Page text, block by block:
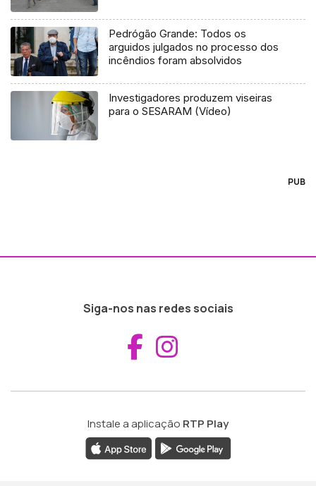
Pedrógão Grande: Todos os
arguidos julgados no processo dos
incêndios foram absolvidos
Investigadores produzem viseiras
para o SESARAM (Vídeo)
PUB
Siga-nos nas redes sociais
Aceder ao
Instale a aplicação RTP Play